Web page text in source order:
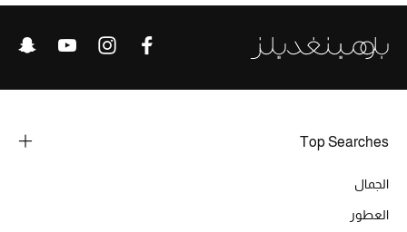
ركن أناقة المنتجعات
هدايا للأطفال
مستلزمات الأطفال الرضع
مستلزمات البنات (2 - 14 سنة)
مستلزمات الأولاد (2 - 14 سنة)
Top Searches
الجمال
العطور